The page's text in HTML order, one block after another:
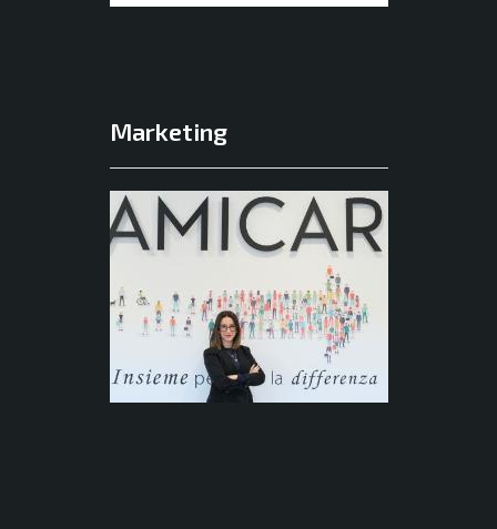
Marketing